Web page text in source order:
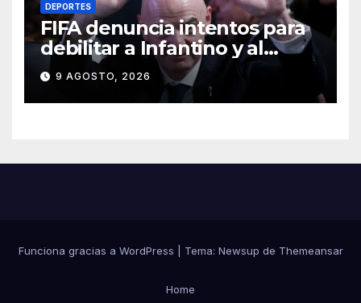
DEPORTES
FIFA denuncia intentos para
debilitar a Infantino y al
propio organismo
9 AGOSTO, 2026
Funciona gracias a WordPress Tema: Newsup de Themeansar
Home